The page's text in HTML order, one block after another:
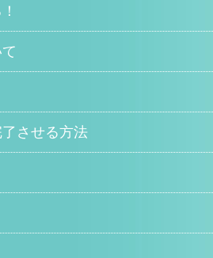
させる方法